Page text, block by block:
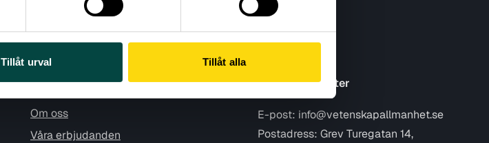
Tillåt urval Tillåt alla
Om Vetenskap & Allmänhet
Om oss
Våra erbjudanden
Kontaktuppgifter
E-post: info@vetenskapallmanhet.se
Postadress: Grev Turegatan 14,